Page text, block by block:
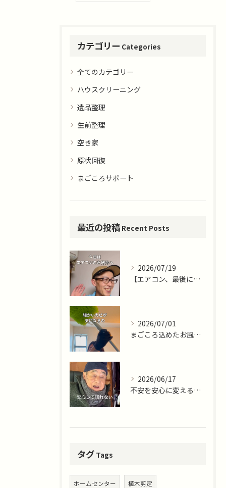
カテゴリー Categories
全てのカテゴリー
ハウスクリーニング
遺品整理
生前整理
空き家
原状回復
まごころサポート
最近の投稿 Recent Posts
2026/07/19
【エアコン、最後に掃除したのはいつですか？🌿】
2026/07/01
まごころ込めたお風呂掃除ならまごころサポート藤沢十色店
2026/06/17
不安を安心に変える仕事。
タグ Tags
ホームセンター 植木剪定